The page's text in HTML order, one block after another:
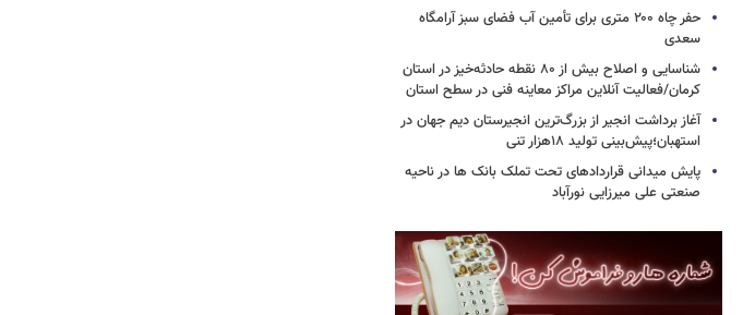
حفر چاه ۲۰۰ متری برای تأمین آب فضای سبز آرامگاه
سعدی
شناسایی و اصلاح بیش از ۸۰ نقطه حادثه‌خیز در استان
کرمان/فعالیت آنلاین مراکز معاینه فنی در سطح استان
آغاز برداشت انجیر از بزرگ‌ترین انجیرستان دیم جهان در
استهبان؛پیش‌بینی تولید ۱۸هزار تنی
پایش میدانی قراردادهای تحت تملک بانک ها در ناحیه
صنعتی علی میرزایی نورآباد